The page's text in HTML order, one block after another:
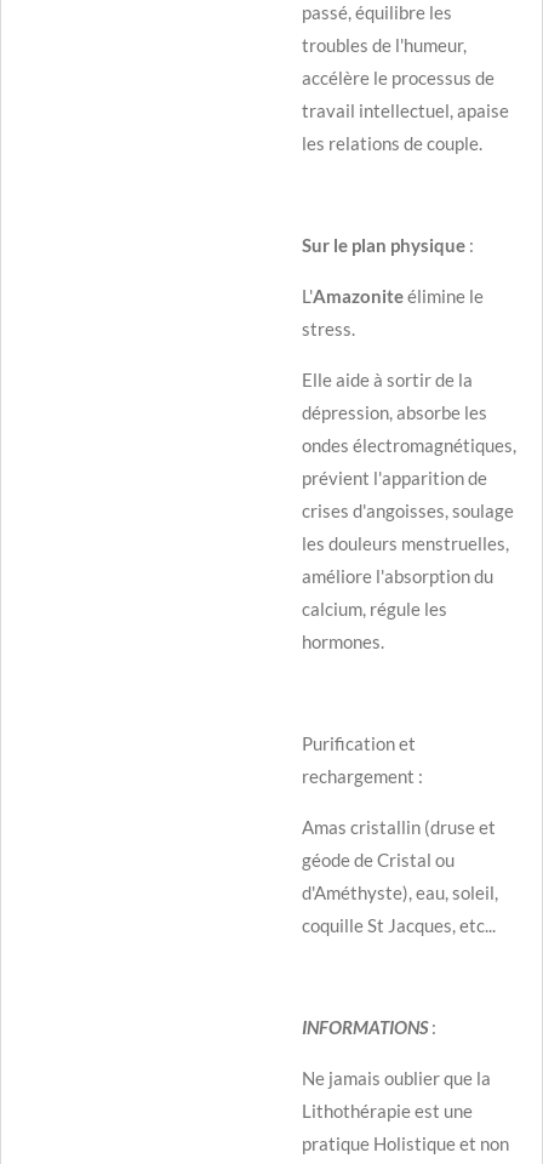
passé, équilibre les
troubles de l'humeur,
accélère le processus de
travail intellectuel, apaise
les relations de couple.
Sur le plan physique :
L'Amazoniteélimine le
stress.
Elle aide à sortir de la
dépression, absorbe les
ondes électromagnétiques,
prévient l'apparition de
crises d'angoisses, soulage
les douleurs menstruelles,
améliore l'absorption du
calcium, régule les
hormones.
Purification et
rechargement :
Amas cristallin (druse et
géode de Cristal ou
d'Améthyste), eau, soleil,
coquille St Jacques, etc...
INFORMATIONS:
Ne jamais oublier que la
Lithothérapie est une
pratique Holistique et non